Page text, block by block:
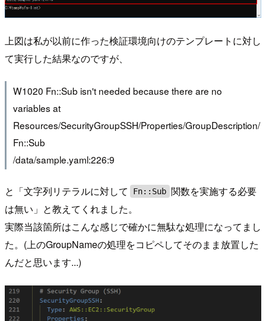
上図は私が以前に作った検証環境向けのテンプレートに対し
て実行した結果なのですが、
W1020 Fn::Sub isn't needed because there are no
variables at
Resources/SecurityGroupSSH/Properties/GroupDescription/
Fn::Sub
/data/sample.yaml:226:9
と「文字列リテラルに対して Fn::Sub 関数を実施する必要
は無い」と教えてくれました。
実際当該箇所はこんな感じで確かに無駄な処理になってまし
た。(上のGroupNameの処理をコピペしてそのまま放置した
んだと思います...)